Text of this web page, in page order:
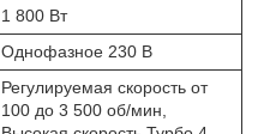
1 800 Вт
Однофазное 230 В
Регулируемая скорость от
100 до 3 500 об/мин,